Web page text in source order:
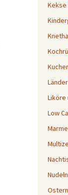
Kekse
Liköre
Low
Ostern